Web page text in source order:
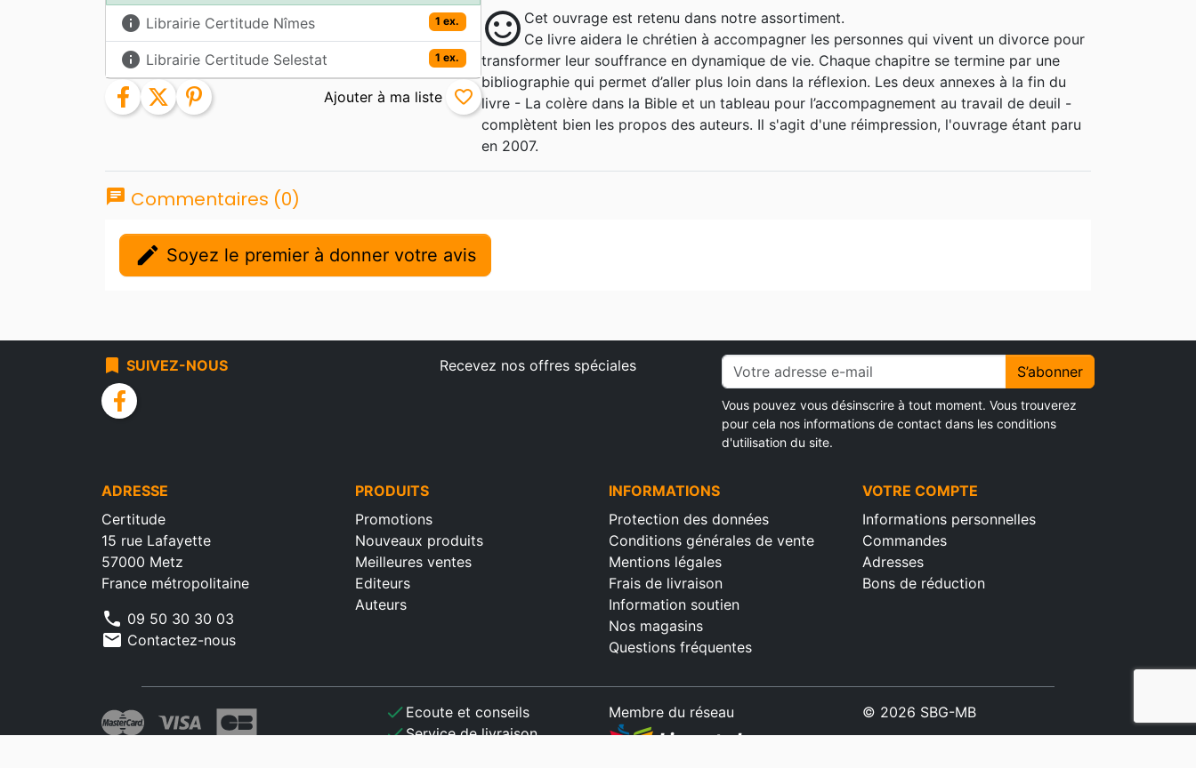
sentiment_satisfied Cet ouvrage est retenu dans notre assortiment.
Ce livre aidera le chrétien à accompagner les personnes qui vivent un divorce pour
transformer leur souffrance en dynamique de vie. Chaque chapitre se termine par une
bibliographie qui permet d’aller plus loin dans la réflexion. Les deux annexes à la fin du
livre - La colère dans la Bible et un tableau pour l’accompagnement au travail de deuil -
complètent bien les propos des auteurs. Il s'agit d'une réimpression, l'ouvrage étant paru
en 2007.
1 ex.
info Librairie Certitude Nîmes
1 ex.
info Librairie Certitude Selestat
facebook twitter pinterest favorite_border
chat Commentaires (0)
edit Soyez le premier à donner votre avis
bookmark SUIVEZ-NOUS
facebook
Recevez nos offres spéciales S’abonner
Vous pouvez vous désinscrire à tout moment. Vous trouverez
pour cela nos informations de contact dans les conditions
d'utilisation du site.
ADRESSE
Certitude
15 rue Lafayette
57000 Metz
France métropolitaine
phone 09 50 30 30 03
mail Contactez-nous
PRODUITS
Promotions
Nouveaux produits
Meilleures ventes
Editeurs
Auteurs
INFORMATIONS
Protection des données
Conditions générales de vente
Mentions légales
Frais de livraison
Information soutien
Nos magasins
Questions fréquentes
VOTRE COMPTE
Informations personnelles
Commandes
Adresses
Bons de réduction
check Ecoute et conseils
checkService de livraison
Membre du réseau © 2026 SBG-MB